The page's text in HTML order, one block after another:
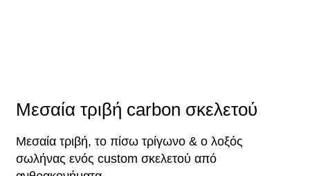
Μεσαία τριβή carbon σκελετού
Μεσαία τριβή, το πίσω τρίγωνο & ο λοξός
σωλήνας ενός custom σκελετού από